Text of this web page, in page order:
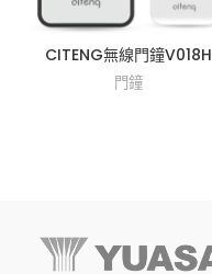
CITENG無線門鐘V018H
門鐘